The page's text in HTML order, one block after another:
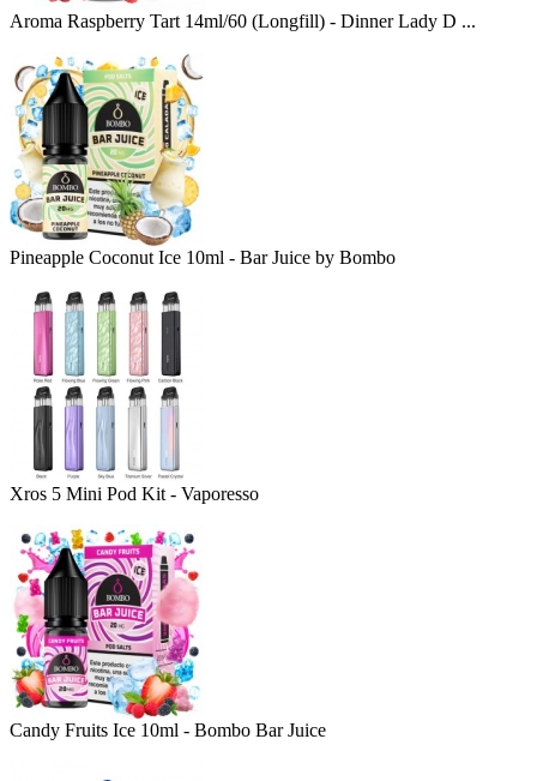
Aroma Raspberry Tart 14ml/60 (Longfill) - Dinner Lady D ...
Pineapple Coconut Ice 10ml - Bar Juice by Bombo
Xros 5 Mini Pod Kit - Vaporesso
Candy Fruits Ice 10ml - Bombo Bar Juice